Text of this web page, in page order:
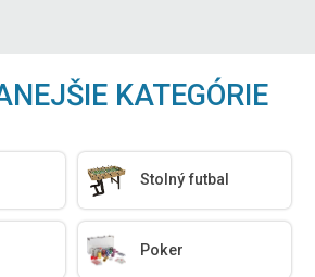
KATEGÓRIE
Stolný futbal
Poker